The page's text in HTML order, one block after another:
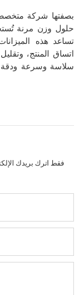
بصفتها شركة
حلول وزن مرنة
تساعد هذه
اتساق المنتج،
سلاسة وسرعة
فقط اترك بريدك